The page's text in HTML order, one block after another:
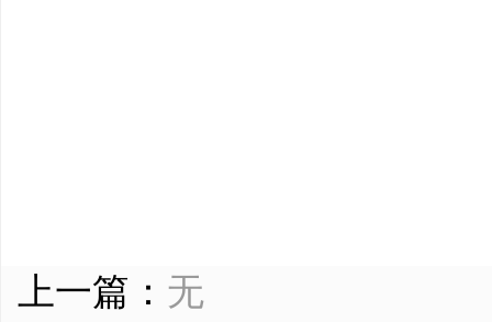
上一篇： 无